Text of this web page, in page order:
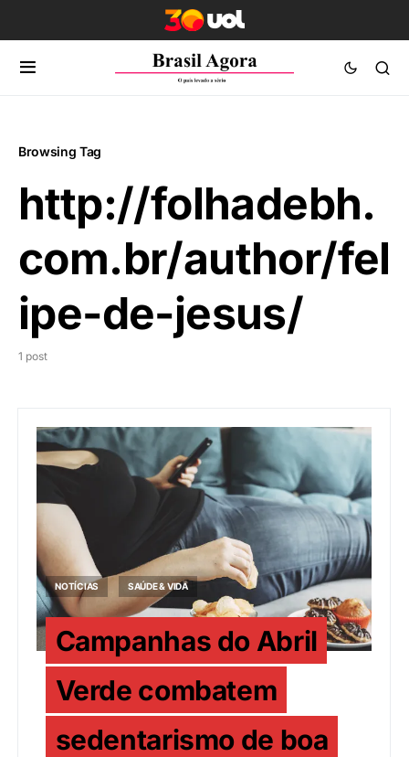
Browsing Tag
http://folhadebh.
com.br/author/fel
ipe-de-jesus/
1 post
NOTÍCIAS SAÚDE & VIDA
Campanhas do Abril
Verde combatem
sedentarismo de boa